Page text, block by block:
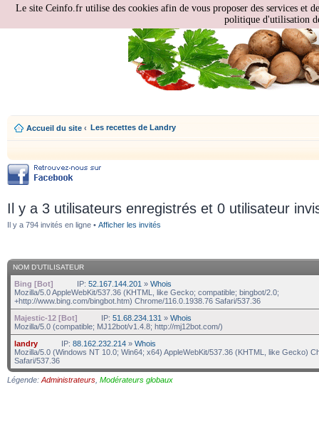
Accueil du site ‹ Les recettes de Landry
Il y a 3 utilisateurs enregistrés et 0 utilisateur
Il y a 794 invités en ligne • Afficher les invités
NOM D’UTILISATEUR
Bing [Bot] IP: 52.167.144.201 » Whois
Mozilla/5.0 AppleWebKit/537.36 (KHTML, like Gecko; compatible; bingbot/2.0;
+http://www.bing.com/bingbot.htm) Chrome/116.0.1938.76 Safari/537.36
Majestic-12 [Bot]
IP: 51.68.234.131 » Whois
Mozilla/5.0 (compatible; MJ12bot/v1.4.8; http://mj12bot.com/)
landry
IP: 88.162.232.214 » Whois
Mozilla/5.0 (Windows NT 10.0; Win64; x64) AppleWebKit/537.36 (KHTML, like Gecko)
Safari/537.36
Légende: Administrateurs Modérateurs globaux
Le site Ceinfo.fr utilise des cookies afin de vous proposer des services et
politique d'utilisation